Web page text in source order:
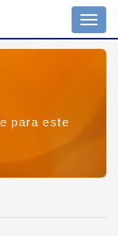
para este